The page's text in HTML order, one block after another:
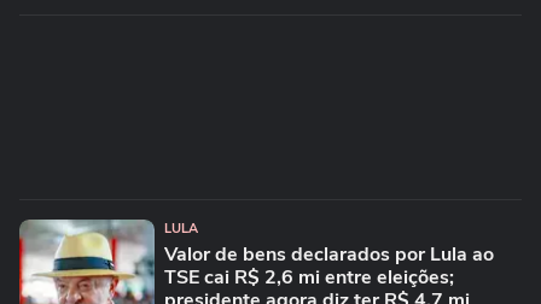
LULA
Valor de bens declarados por Lula ao
TSE cai R$ 2,6 mi entre eleições;